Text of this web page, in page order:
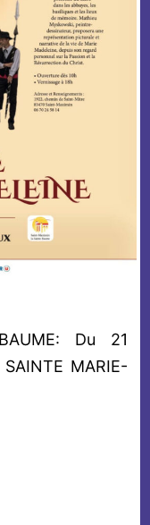
BAUME: Du 21
MARIE-